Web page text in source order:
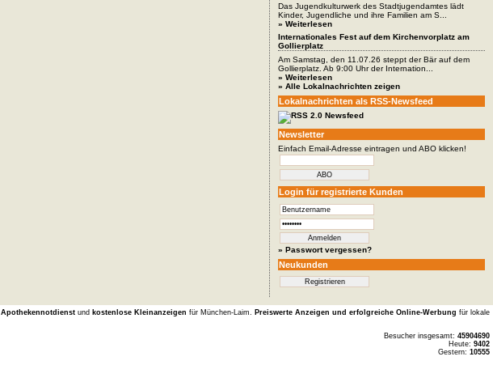
Das Jugendkulturwerk des Stadtjugendamtes lädt
Kinder, Jugendliche und ihre Familien am S...
» Weiterlesen
Internationales Fest auf dem Kirchenvorplatz am
Gollierplatz
Am Samstag, den 11.07.26 steppt der Bär auf dem
Gollierplatz. Ab 9:00 Uhr der Internation...
» Weiterlesen
» Alle Lokalnachrichten zeigen
Lokalnachrichten als RSS-Newsfeed
Newsletter
Einfach Email-Adresse eintragen und ABO klicken!
Login für registrierte Kunden
» Passwort vergessen?
Neukunden
Apothekennotdienstund kostenlose Kleinanzeigen für München-Laim. Preiswerte Anzeigen und erfolgreiche Online-Werbung für lokale
Besucher insgesamt:45904690
Heute:9402
Gestern:10555